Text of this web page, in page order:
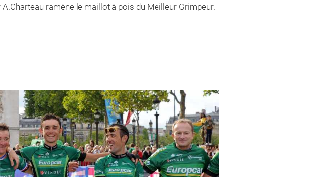
ramène le maillot à pois du Meilleur Grimpeur.